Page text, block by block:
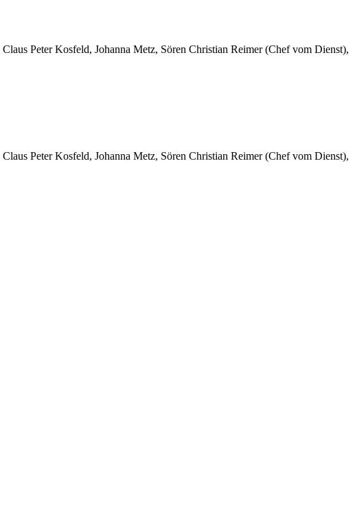
Claus Peter Kosfeld, Johanna Metz, Sören Christian Reimer (Chef vom Dienst),
Claus Peter Kosfeld, Johanna Metz, Sören Christian Reimer (Chef vom Dienst),